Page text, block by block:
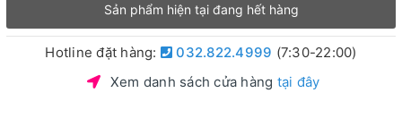
Sản phẩm hiện tại đang hết hàng
Hotline đặt hàng: 032.822.4999 (7:30-22:00)
Xem danh sách cửa hàng tại đây